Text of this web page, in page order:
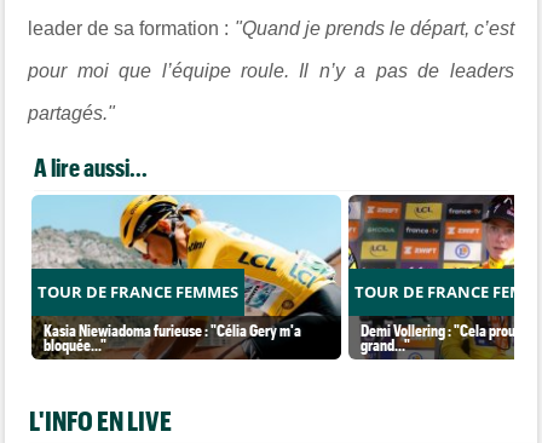
leader de sa formation : "Quand je prends le départ, c’est
pour moi que l’équipe roule. Il n’y a pas de leaders
partagés."
A lire aussi...
TOUR DE FRANCE FEMMES
Kasia Niewiadoma furieuse : "Célia Gery m'a
bloquée..."
TOUR DE FRANCE
Demi Vollering : "Cela prouve
grand..."
L'INFO EN LIVE